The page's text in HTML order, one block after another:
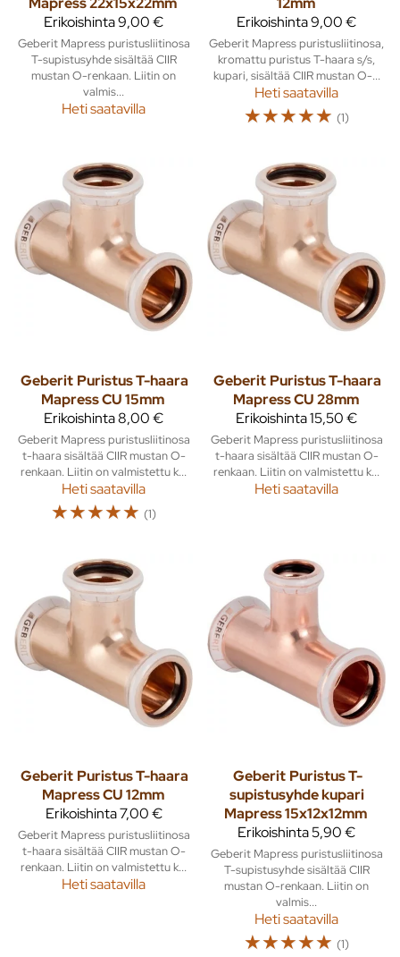
Erikoishinta9,00 €
Geberit Mapress puristusliitinosa
T-supistusyhde sisältää CIIR
mustan O-renkaan. Liitin on
valmis...
Heti saatavilla
Erikoishinta9,00 €
Geberit Mapress puristusliitinosa,
kromattu puristus T-haara s/s,
kupari, sisältää CIIR mustan O-...
Heti saatavilla
☆☆☆☆☆ (1)
Geberit Puristus T-haara
Mapress CU 15mm
Erikoishinta8,00 €
Geberit Mapress puristusliitinosa
t-haara sisältää CIIR mustan O-
renkaan. Liitin on valmistettu k...
Heti saatavilla
☆☆☆☆☆ (1)
Geberit Puristus T-haara
Mapress CU 28mm
Erikoishinta15,50 €
Geberit Mapress puristusliitinosa
t-haara sisältää CIIR mustan O-
renkaan. Liitin on valmistettu k...
Heti saatavilla
Geberit Puristus T-haara
Mapress CU 12mm
Erikoishinta7,00 €
Geberit Mapress puristusliitinosa
t-haara sisältää CIIR mustan O-
renkaan. Liitin on valmistettu k...
Heti saatavilla
Geberit Puristus T-
supistusyhde kupari
Mapress 15x12x12mm
Erikoishinta5,90 €
Geberit Mapress puristusliitinosa
T-supistusyhde sisältää CIIR
mustan O-renkaan. Liitin on
valmis...
Heti saatavilla
☆☆☆☆☆ (1)